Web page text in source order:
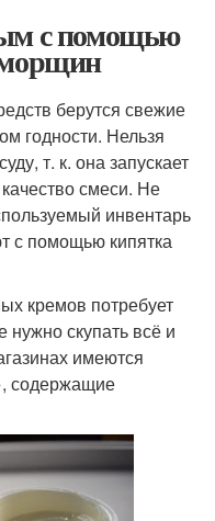
с помощью
берутся свежие
годности. Нельзя
т. к. она запускает
смеси. Не
инвентарь
с помощью кипятка
кремов потребует
скупать всё и
имеются
содержащие